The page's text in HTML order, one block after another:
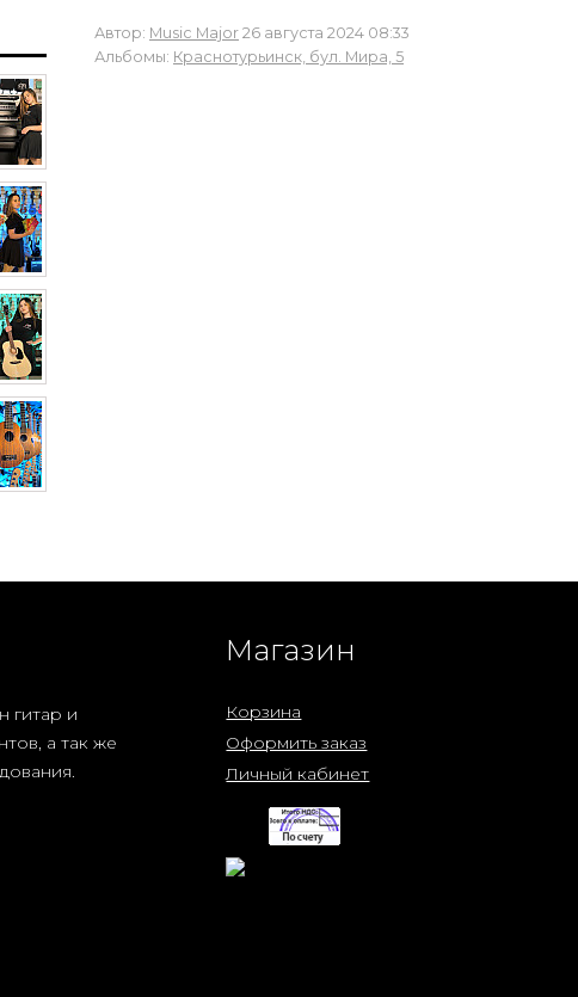
Автор: Music Major 26 августа 2024 08:33
Альбомы: Краснотурьинск, бул. Мира, 5
гитар и
а так же
Магазин
Корзина
Оформить заказ
Личный кабинет